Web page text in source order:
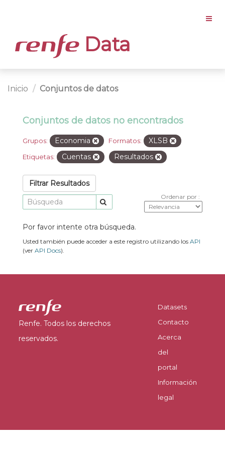
Data
Inicio Conjuntos de datos
Conjuntos de datos no encontrados
Grupos: Economia Formatos: XLSB
Etiquetas: Cuentas Resultados
Filtrar Resultados
Ordenar por
Por favor intente otra búsqueda.
Usted también puede acceder a este registro utilizando los API
(ver API Docs).
Renfe. Todos los derechos
reservados.
Datasets
Contacto
Acerca
del
portal
Información
legal